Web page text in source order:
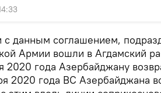
с данным соглашением,
Армии вошли в Агдамский
2020 года Азербайджану
2020 года ВС Азербайджана